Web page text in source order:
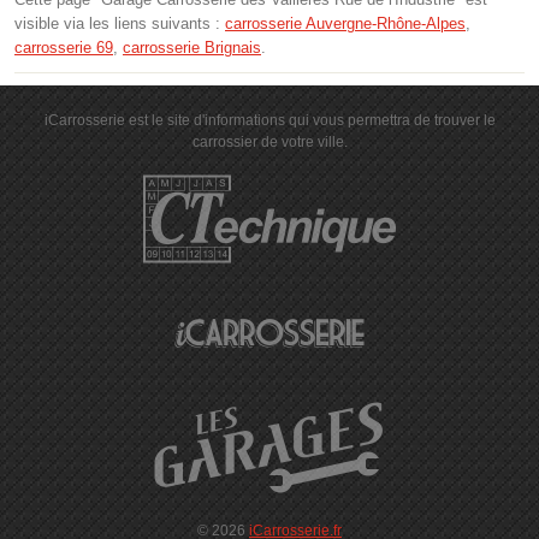
visible via les liens suivants : carrosserie Auvergne-Rhône-Alpes
carrosserie 69 carrosserie Brignais
iCarrosserie est le site d'informations qui vous permettra de trouver le
carrossier de votre ville.
© 2026 iCarrosserie.fr